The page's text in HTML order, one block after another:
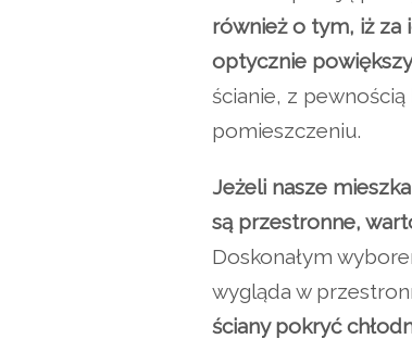
również o tym, iż za
optycznie
ścianie, z
pomieszczeniu.
Jeżeli nasze
są przestronne,
Doskonałym
wygląda w
ściany pokryć